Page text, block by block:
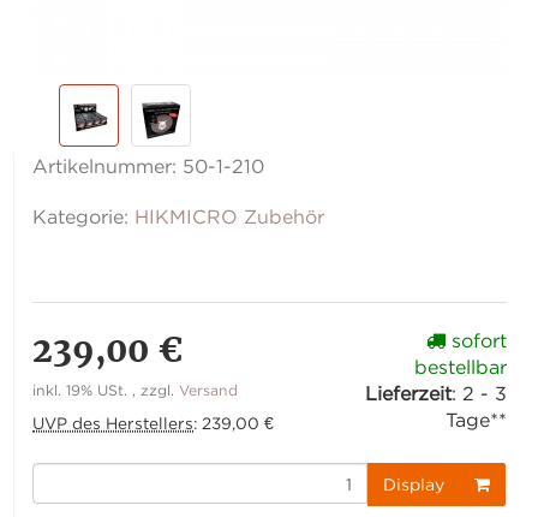
Artikelnummer: 50-1-210
Kategorie: HIKMICRO Zubehör
239,00 €
inkl. 19% USt. , zzgl.Versand
UVP des Herstellers: 239,00 €
sofort
bestellbar
Lieferzeit: 2 - 3
Tage**
Display